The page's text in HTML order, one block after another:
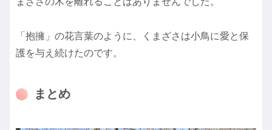
「抱擁」の花言葉のように、くまざさは小鳥に愛と保
護を与え続けたのです。
まとめ